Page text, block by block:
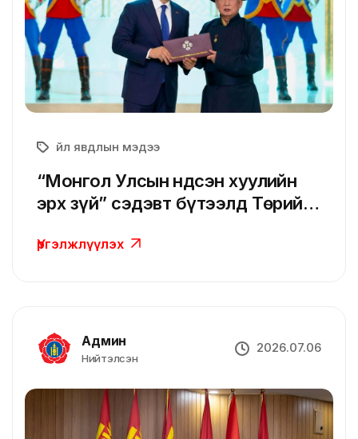
Үйл явдлын мэдээ
“Монгол Улсын Үндсэн хуулийн
эрх зүй” сэдэвт бүтээлд Төрийн
Үргэлжлүүлэх
Админ
Нийтэлсэн
2026.07.06